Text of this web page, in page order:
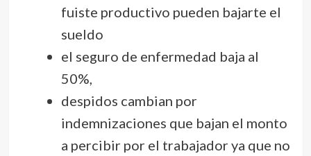
fuiste productivo pueden bajarte el
sueldo
el seguro de enfermedad baja al
50%,
despidos cambian por
indemnizaciones que bajan el monto
a percibir por el trabajador ya que no